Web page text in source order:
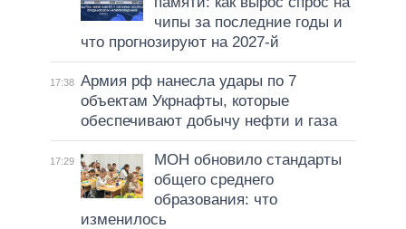
чипы за последние годы и
что прогнозируют на 2027-й
17:38 Армия рф нанесла удары по 7
объектам Укрнафты, которые
обеспечивают добычу нефти и газа
17:29
МОН обновило стандарты
общего среднего
образования: что
изменилось